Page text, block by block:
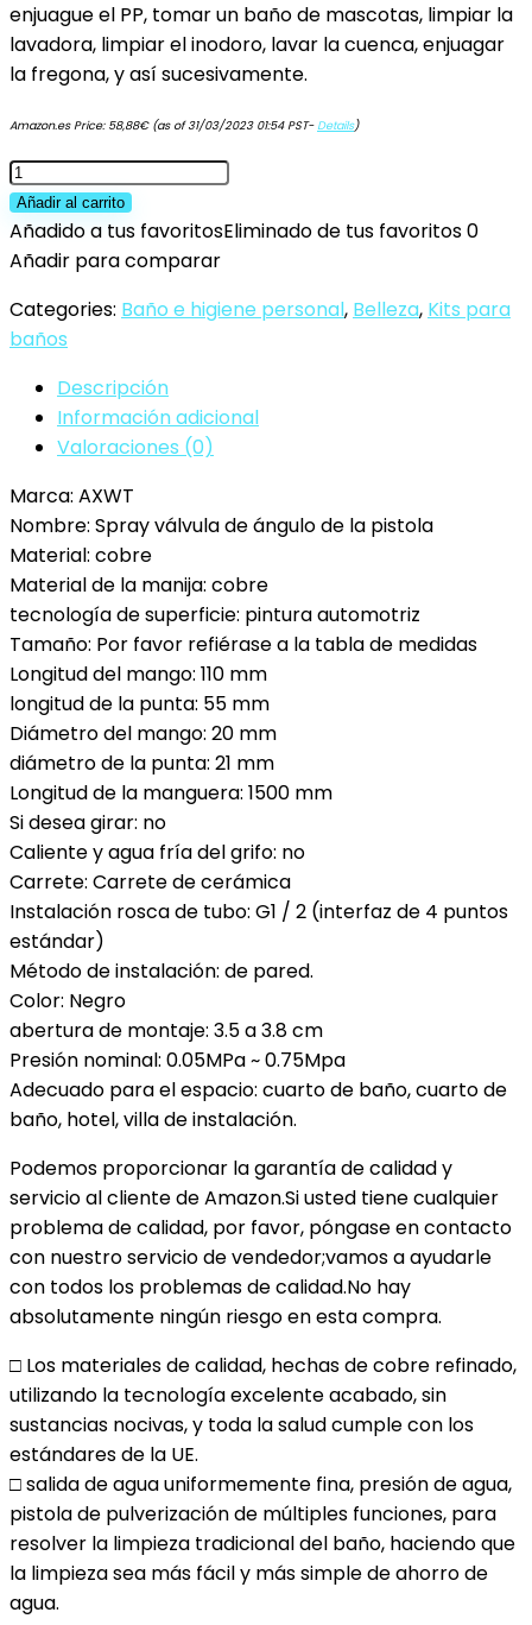
enjuague el PP, tomar un baño de mascotas, limpiar la
lavadora, limpiar el inodoro, lavar la cuenca, enjuagar
la fregona, y así sucesivamente.
Amazon.es Price: 58,88€(as of 31/03/2023 01:54 PST-Details)
AXWT
Yilong
Grifo
y
Ducha
de
Mano
bidé
rociador
Kit
Latón
G1
/
2
Adaptador
T
Negro
Individual
Fría
Mujeres…
cantidad
Añadir al carrito
Añadido a tus favoritosEliminado de tus favoritos0
Añadir para comparar
Categories: Baño e higiene personal, Belleza, Kits para
baños
Descripción
Información adicional
Valoraciones (0)
Marca: AXWT
Nombre: Spray válvula de ángulo de la pistola
Material: cobre
Material de la manija: cobre
tecnología de superficie: pintura automotriz
Tamaño: Por favor refiérase a la tabla de medidas
Longitud del mango: 110 mm
longitud de la punta: 55 mm
Diámetro del mango: 20 mm
diámetro de la punta: 21 mm
Longitud de la manguera: 1500 mm
Si desea girar: no
Caliente y agua fría del grifo: no
Carrete: Carrete de cerámica
Instalación rosca de tubo: G1 / 2 (interfaz de 4 puntos
estándar)
Método de instalación: de pared.
Color: Negro
abertura de montaje: 3.5 a 3.8 cm
Presión nominal: 0.05MPa ~ 0.75Mpa
Adecuado para el espacio: cuarto de baño, cuarto de
baño, hotel, villa de instalación.
Podemos proporcionar la garantía de calidad y
servicio al cliente de Amazon.Si usted tiene cualquier
problema de calidad, por favor, póngase en contacto
con nuestro servicio de vendedor;vamos a ayudarle
con todos los problemas de calidad.No hay
absolutamente ningún riesgo en esta compra.
□ Los materiales de calidad, hechas de cobre refinado,
utilizando la tecnología excelente acabado, sin
sustancias nocivas, y toda la salud cumple con los
estándares de la UE.
□ salida de agua uniformemente fina, presión de agua,
pistola de pulverización de múltiples funciones, para
resolver la limpieza tradicional del baño, haciendo que
la limpieza sea más fácil y más simple de ahorro de
agua.